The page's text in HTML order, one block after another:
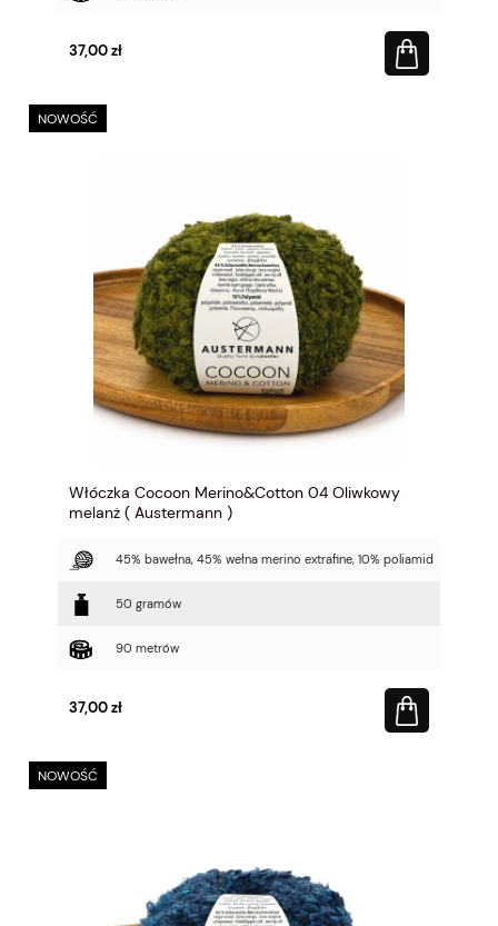
37,00 zł
Włóczka Cocoon Merino&Cotton 04 Oliwkowy
melanż ( Austermann )
45% bawełna, 45% wełna merino extrafine, 10% poliamid
50 gramów
90 metrów
37,00 zł
NOWOŚĆ
NOWOŚĆ